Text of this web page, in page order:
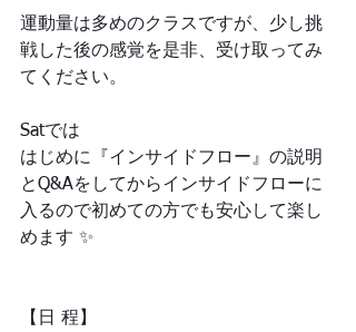
運動量は多めのクラスですが、少し挑
戦した後の感覚を是非、受け取ってみ
てください。
Satでは
はじめに『インサイドフロー』の説明
とQ&Aをしてからインサイドフローに
入るので初めての方でも安心して楽し
めます ✨
【日 程】